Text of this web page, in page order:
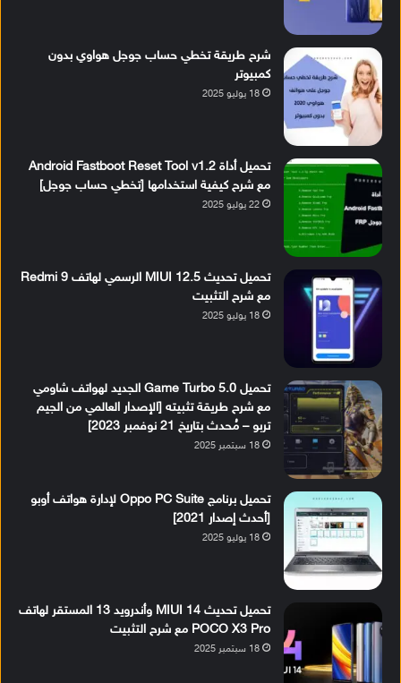
شرح طريقة تخطي حساب جوجل هواوي بدون
كمبيوتر
18 يوليو 2025
تحميل أداة Android Fastboot Reset Tool v1.2
مع شرح كيفية استخدامها [تخطي حساب جوجل]
22 يوليو 2025
تحميل تحديث MIUI 12.5 الرسمي لهاتف Redmi 9
مع شرح التثبيت
18 يوليو 2025
تحميل Game Turbo 5.0 الجديد لهواتف شاومي
مع شرح طريقة تثبيته [الإصدار العالمي من الجيم
تربو – مُحدث بتاريخ 21 نوفمبر 2023]
18 سبتمبر 2025
تحميل برنامج Oppo PC Suite لإدارة هواتف أوبو
[أحدث إصدار 2021]
18 يوليو 2025
تحميل تحديث MIUI 14 وأندرويد 13 المستقر لهاتف
POCO X3 Pro مع شرح التثبيت
18 سبتمبر 2025